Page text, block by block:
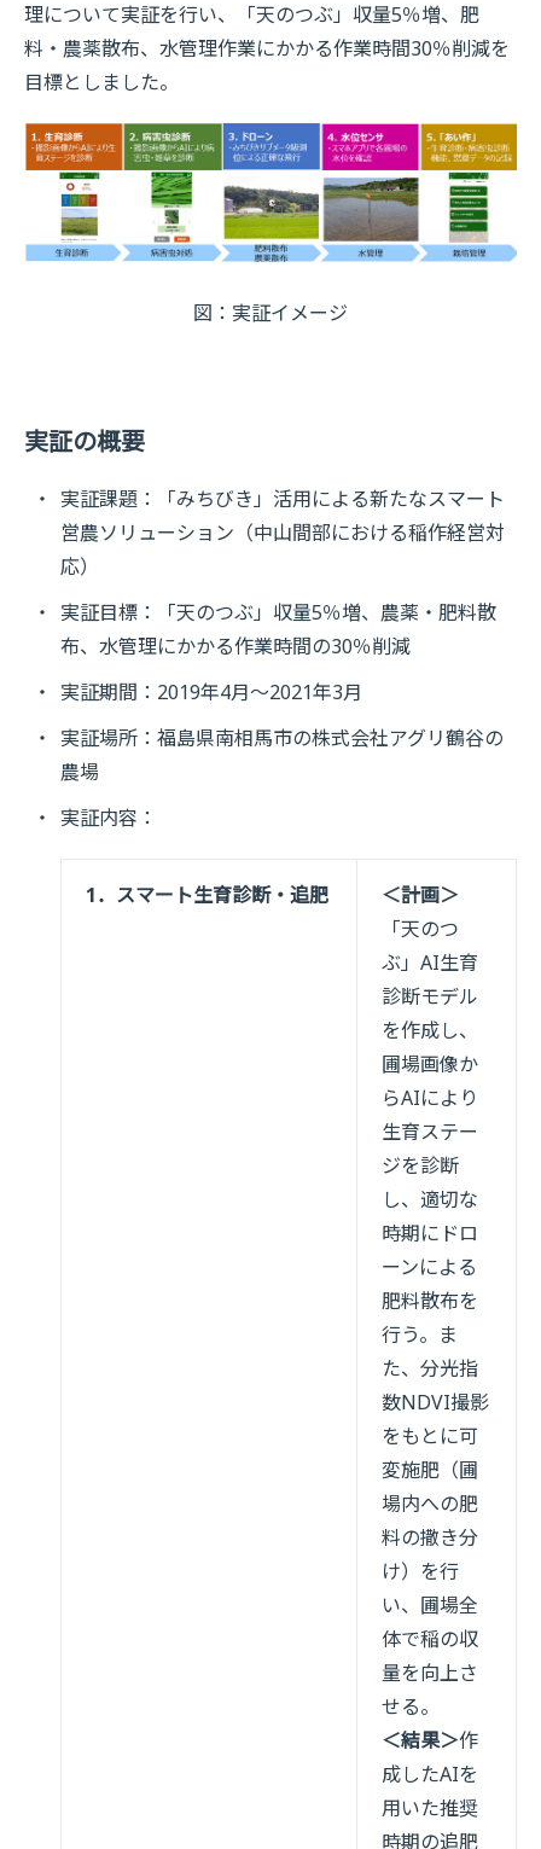
理について実証を行い、「天のつぶ」収量5％増、肥
料・農薬散布、水管理作業にかかる作業時間30％削減を
目標としました。
図：実証イメージ
実証の概要
実証課題：「みちびき」活用による新たなスマート
営農ソリューション（中山間部における稲作経営対
応）
実証目標：「天のつぶ」収量5％増、農薬・肥料散
布、水管理にかかる作業時間の30％削減
実証期間：2019年4月～2021年3月
実証場所：福島県南相馬市の株式会社アグリ鶴谷の
農場
実証内容：
1．スマート生育診断・追肥
＜計画＞
「天のつ
ぶ」AI生育
診断モデル
を作成し、
圃場画像か
らAIにより
生育ステー
ジを診断
し、適切な
時期にドロ
ーンによる
肥料散布を
行う。ま
た、分光指
数NDVI撮影
をもとに可
変施肥（圃
場内への肥
料の撒き分
け）を行
い、圃場全
体で稲の収
量を向上さ
せる。
＜結果＞作
成したAIを
用いた推奨
時期の追肥